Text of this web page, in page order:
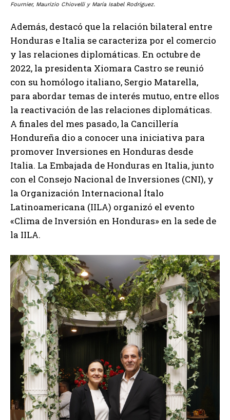
Fournier, Maurizio Chiovelli y María Isabel Rodríguez.
Además, destacó que la relación bilateral entre
Honduras e Italia se caracteriza por el comercio
y las relaciones diplomáticas. En octubre de
2022, la presidenta Xiomara Castro se reunió
con su homólogo italiano, Sergio Matarella,
para abordar temas de interés mutuo, entre ellos
la reactivación de las relaciones diplomáticas.
A finales del mes pasado, la Cancillería
Hondureña dio a conocer una iniciativa para
promover Inversiones en Honduras desde
Italia. La Embajada de Honduras en Italia, junto
con el Consejo Nacional de Inversiones (CNI), y
la Organización Internacional Ítalo
Latinoamericana (IILA) organizó el evento
«Clima de Inversión en Honduras» en la sede de
la IILA.